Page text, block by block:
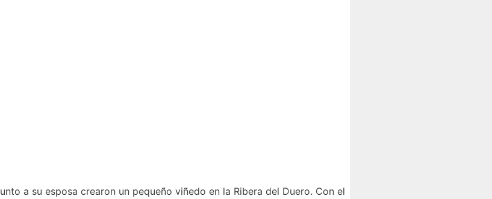
a su esposa crearon un pequeño viñedo en la Ribera del Duero. Con el